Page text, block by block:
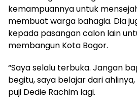
kemampuannya untuk
membuat warga bahagia. Dia
kepada pasangan calon lain
membangun Kota Bogor.
“Saya selalu terbuka. Jangan
begitu, saya belajar dari ahlinya,
puji Dedie Rachim lagi.